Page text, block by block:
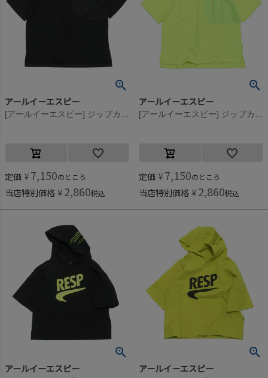
アールイーエスピー
[アールイーエスピー] ジップカットソー ブラック
定価 ¥ 7,150のところ
当店特別価格 ¥ 2,860税込
アールイーエスピー
[アールイーエスピー] ジップカットソー ライム
定価 ¥ 7,150のところ
当店特別価格 ¥ 2,860税込
アールイーエスピー アールイーエスピー